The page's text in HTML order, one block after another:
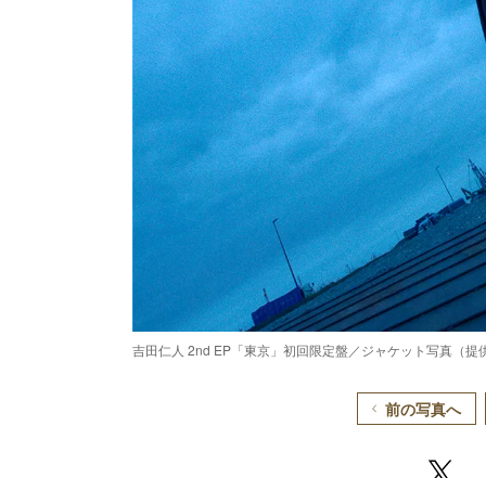
吉田仁人 2nd EP「東京」初回限定盤／ジャケット写真（提
前の写真へ